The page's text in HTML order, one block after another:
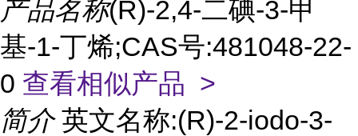
产品名称(R)-2,4-二碘-3-甲
基-1-丁烯;CAS号:481048-22-
0 查看相似产品 >
简介 英文名称:(R)-2-iodo-3-